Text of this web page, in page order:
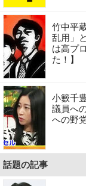
竹中平
乱用」
は高プ
た！】
小籔千
議員へ
への野
話題の記事